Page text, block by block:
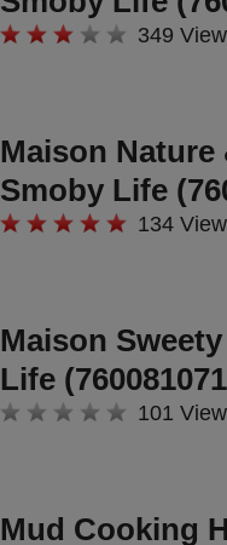
349
Maison Nature
Smoby Life
134
Maison
Life
101
Mud Cooking